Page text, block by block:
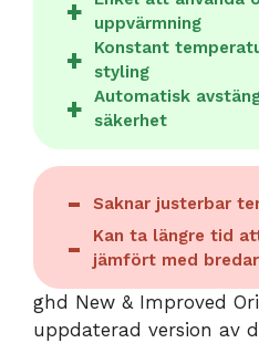
uppvärmning
Konstant
styling
Automatisk
säkerhet
Saknar justerbar
Kan ta längre tid
jämfört med
ghd New & Improved
uppdaterad version av